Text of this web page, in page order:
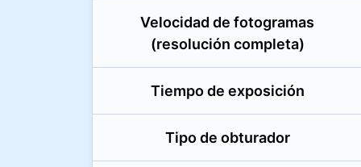
Velocidad de fotogramas
(resolución completa)
Tiempo de exposición
Tipo de obturador